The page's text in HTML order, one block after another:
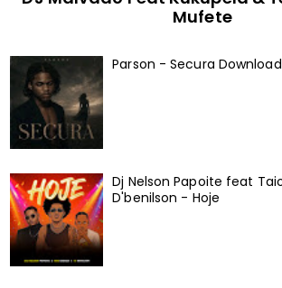
Mufete
Parson - Secura
Dj Nelson Papoite feat
D'benilson - Hoje